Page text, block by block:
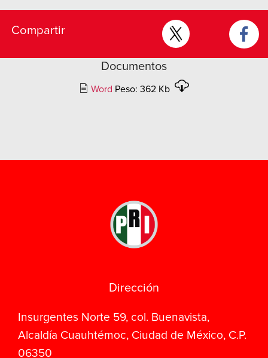
Compartir
Documentos
Word Peso: 362 Kb
Dirección
Insurgentes Norte 59, col. Buenavista,
Alcaldía Cuauhtémoc, Ciudad de México, C.P.
06350